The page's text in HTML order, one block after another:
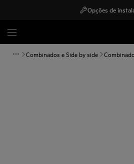
Opções de
Combinados e Side by side